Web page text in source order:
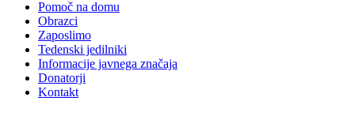
Pomoč na domu
Obrazci
Zaposlimo
Tedenski jedilniki
Informacije javnega značaja
Donatorji
Kontakt